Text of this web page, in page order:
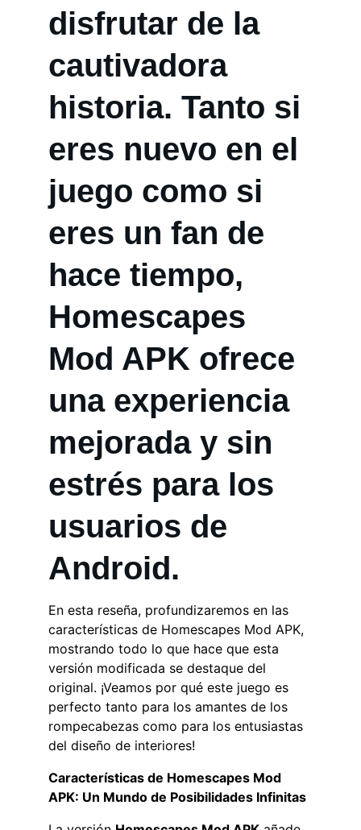
disfrutar de la
cautivadora
historia. Tanto si
eres nuevo en el
juego como si
eres un fan de
hace tiempo,
Homescapes
Mod APK ofrece
una experiencia
mejorada y sin
estrés para los
usuarios de
Android.
En esta reseña, profundizaremos en las
características de Homescapes Mod APK,
mostrando todo lo que hace que esta
versión modificada se destaque del
original. ¡Veamos por qué este juego es
perfecto tanto para los amantes de los
rompecabezas como para los entusiastas
del diseño de interiores!
Características de Homescapes Mod
APK: Un Mundo de Posibilidades Infinitas